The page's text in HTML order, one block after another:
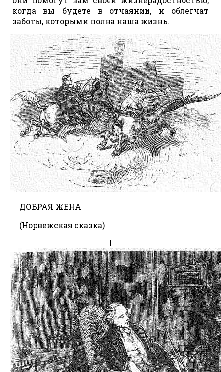
когда вы будете в отчаянии, и облегчат
заботы, которыми полна наша жизнь.
ДОБРАЯ ЖЕНА
(Норвежская сказка)
I